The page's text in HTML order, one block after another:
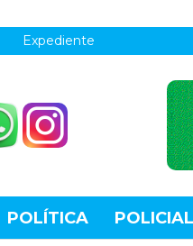
Expediente
POLÍTICA POLICIAL